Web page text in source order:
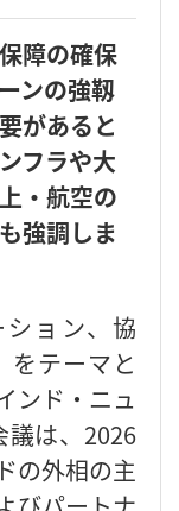
障の確保
ンの強靱
があると
フラや大
・航空の
強調しま
ョン、協
をテーマと
ンド・ニュ
議は、2026
の外相の主